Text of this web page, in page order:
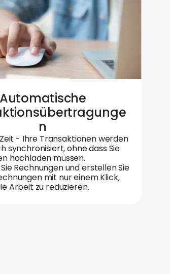
Automatische
n
- Ihre Transaktionen werden
synchronisiert, ohne dass Sie
hochladen müssen.
Rechnungen und erstellen Sie
mit nur einem Klick,
Arbeit zu reduzieren.